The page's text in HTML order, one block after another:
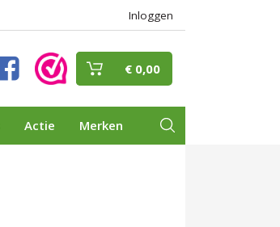
Inloggen
€ 0,00
Actie Merken